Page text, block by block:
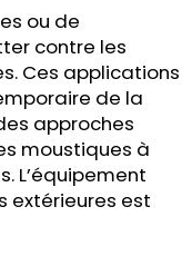
ou de
contre les
Ces applications
de la
approches
moustiques à
L’équipement
extérieures est